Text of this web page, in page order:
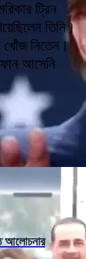
ট্রিন
তিনি।
খোঁজ নিতেন।
আসেনি
আলোচনার